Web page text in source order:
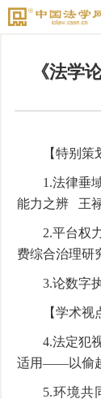
《法学
【特别策
1.法律垂
能力之辨 王
2.平台权
费综合治理
3.论数字
【学术视
4.法定犯
适用——以偷
5.环境